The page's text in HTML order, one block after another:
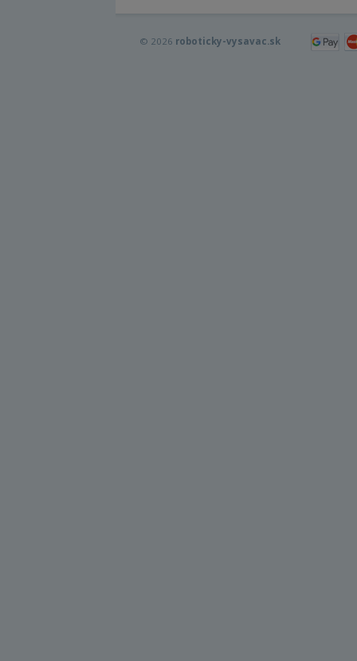
© 2026 roboticky-vysavac.sk